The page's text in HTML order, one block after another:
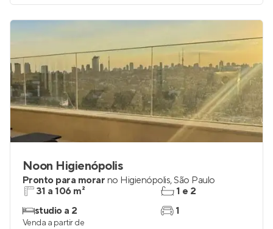
Noon Higienópolis
Pronto para morar no Higienópolis,São Paulo
31 a 106 m²
studio a 2
1 e 2
1
Venda a partir de